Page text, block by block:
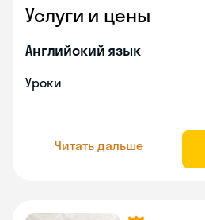
Услуги и цены
Английский язык
Уроки
Читать дальше